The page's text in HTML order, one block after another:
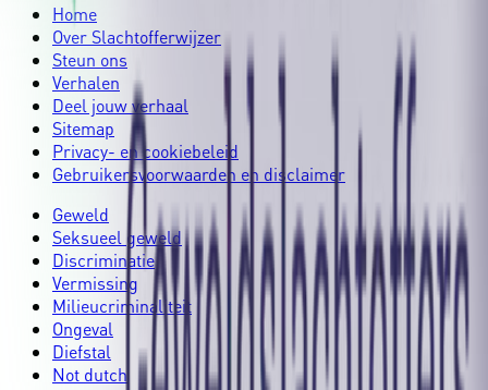
Home
Over Slachtofferwijzer
Steun ons
Verhalen
Deel jouw verhaal
Sitemap
Privacy- en cookiebeleid
Gebruikersvoorwaarden en disclaimer
Geweld
Seksueel geweld
Discriminatie
Vermissing
Milieucriminaliteit
Ongeval
Diefstal
Not dutch